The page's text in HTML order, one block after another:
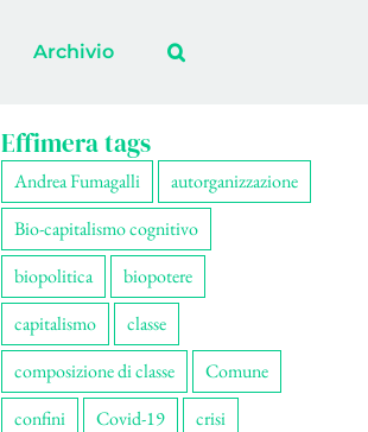
Archivio
Effimera tags
Andrea Fumagalli
autorganizzazione
Bio-capitalismo cognitivo
biopolitica
biopotere
capitalismo
classe
composizione di classe
Comune
confini
Covid-19
crisi